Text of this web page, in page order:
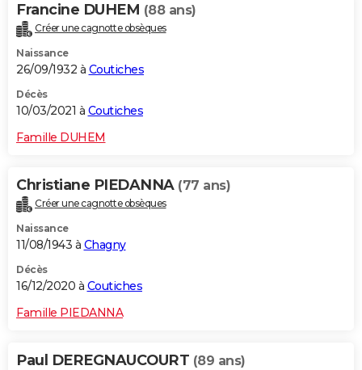
Francine DUHEM (88 ans)
Créer une cagnotte obsèques
Naissance
26/09/1932 à Coutiches
Décès
10/03/2021 à Coutiches
Famille DUHEM
Christiane PIEDANNA (77 ans)
Créer une cagnotte obsèques
Naissance
11/08/1943 à Chagny
Décès
16/12/2020 à Coutiches
Famille PIEDANNA
Paul DEREGNAUCOURT (89 ans)